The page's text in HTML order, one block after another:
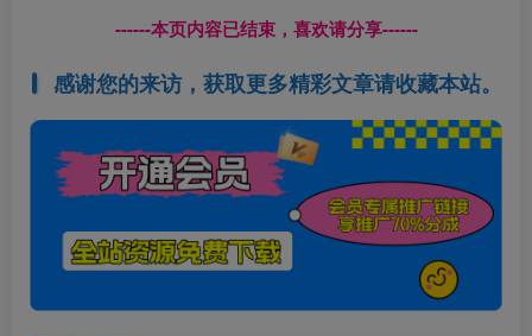
------本页内容已结束，喜欢请分享------
感谢您的来访，获取更多精彩文章请收藏本站。